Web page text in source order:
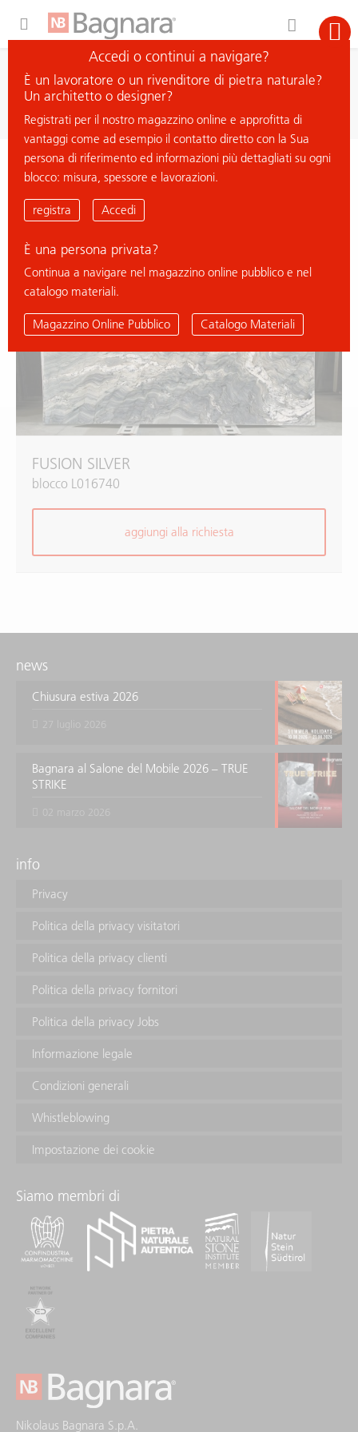
cerca materiale
< ritorna all'elenco
FUSION SILVER
FUSION SILVER
blocco L016740
aggiungi alla richiesta
news
Chiusura estiva 2026
Bagnara al Salone del Mobile 2026 – TRUE
STRIKE
info
Privacy
Politica della privacy visitatori
Politica della privacy clienti
Politica della privacy fornitori
Politica della privacy Jobs
Informazione legale
Condizioni generali
Whistleblowing
Impostazione dei cookie
Siamo membri di
Nikolaus Bagnara S.p.A.
Accedi o continui a navigare?
È un lavoratore o un rivenditore di pietra naturale?
Un architetto o designer?
Registrati per il nostro magazzino online e approfitta di
vantaggi come ad esempio il contatto diretto con la Sua
persona di riferimento ed informazioni più dettagliati su ogni
blocco: misura, spessore e lavorazioni.
registra Accedi
È una persona privata?
Continua a navigare nel magazzino online pubblico e nel
catalogo materiali.
Magazzino Online Pubblico Catalogo Materiali